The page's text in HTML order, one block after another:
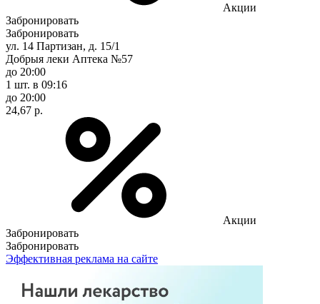
Акции
Забронировать
Забронировать
ул. 14 Партизан, д. 15/1
Добрыя леки Аптека №57
до 20:00
1 шт. в 09:16
до 20:00
24,67 р.
Акции
Забронировать
Забронировать
Эффективная реклама на сайте